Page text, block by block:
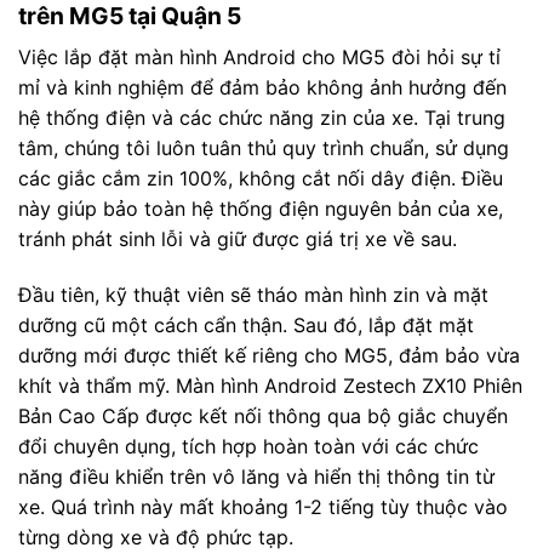
trên MG5 tại Quận 5
Việc lắp đặt màn hình Android cho MG5 đòi hỏi sự tỉ
mỉ và kinh nghiệm để đảm bảo không ảnh hưởng đến
hệ thống điện và các chức năng zin của xe. Tại trung
tâm, chúng tôi luôn tuân thủ quy trình chuẩn, sử dụng
các giắc cắm zin 100%, không cắt nối dây điện. Điều
này giúp bảo toàn hệ thống điện nguyên bản của xe,
tránh phát sinh lỗi và giữ được giá trị xe về sau.
Đầu tiên, kỹ thuật viên sẽ tháo màn hình zin và mặt
dưỡng cũ một cách cẩn thận. Sau đó, lắp đặt mặt
dưỡng mới được thiết kế riêng cho MG5, đảm bảo vừa
khít và thẩm mỹ. Màn hình Android Zestech ZX10 Phiên
Bản Cao Cấp được kết nối thông qua bộ giắc chuyển
đổi chuyên dụng, tích hợp hoàn toàn với các chức
năng điều khiển trên vô lăng và hiển thị thông tin từ
xe. Quá trình này mất khoảng 1-2 tiếng tùy thuộc vào
từng dòng xe và độ phức tạp.